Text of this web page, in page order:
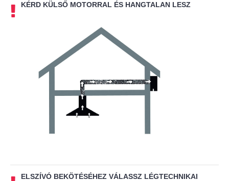
KÉRD KÜLSŐ MOTORRAL ÉS HANGTALAN LESZ
ELSZÍVÓ BEKÖTÉSÉHEZ VÁLASSZ LÉGTECHNIKAI